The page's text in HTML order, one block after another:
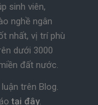
sinh viên,
nghề ngân
nhất, vị trí phù
dưới 3000
đất nước.
trên Blog.
tại đây.